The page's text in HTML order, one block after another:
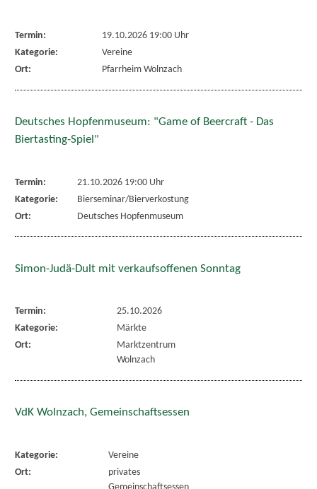
Termin:
19.10.2026 19:00 Uhr
Kategorie:
Vereine
Ort:
Pfarrheim Wolnzach
Deutsches Hopfenmuseum: "Game of Beercraft - Das
Biertasting-Spiel"
Termin:
21.10.2026 19:00 Uhr
Kategorie:
Bierseminar/Bierverkostung
Ort:
Deutsches Hopfenmuseum
Simon-Judä-Dult mit verkaufsoffenen Sonntag
Termin:
25.10.2026
Kategorie:
Märkte
Ort:
Marktzentrum
Wolnzach
VdK Wolnzach, Gemeinschaftsessen
Kategorie:
Vereine
Ort:
privates